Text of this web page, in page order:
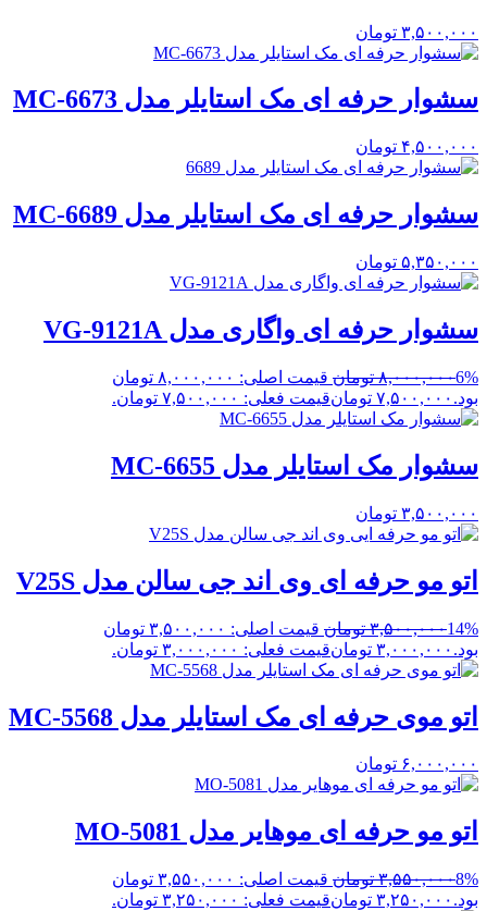
۳,۵۰۰,۰۰۰ تومان
سشوار حرفه ای مک استایلر مدل MC-6673
۴,۵۰۰,۰۰۰ تومان
سشوار حرفه ای مک استایلر مدل MC-6689
۵,۳۵۰,۰۰۰ تومان
سشوار حرفه ای واگاری مدل VG-9121A
6%۸,۰۰۰,۰۰۰ تومان
قیمت اصلی: ۸,۰۰۰,۰۰۰ تومان
بود. ۷,۵۰۰,۰۰۰ تومانقیمت فعلی: ۷,۵۰۰,۰۰۰ تومان.
سشوار مک استایلر مدل MC-6655
۳,۵۰۰,۰۰۰ تومان
اتو مو حرفه ای وی اند جی سالن مدل V25S
14%۳,۵۰۰,۰۰۰ تومان
قیمت اصلی: ۳,۵۰۰,۰۰۰ تومان
بود. ۳,۰۰۰,۰۰۰ تومانقیمت فعلی: ۳,۰۰۰,۰۰۰ تومان.
اتو موی حرفه ای مک استایلر مدل MC-5568
۶,۰۰۰,۰۰۰ تومان
اتو مو حرفه ای موهایر مدل MO-5081
8%۳,۵۵۰,۰۰۰ تومان
قیمت اصلی: ۳,۵۵۰,۰۰۰ تومان
بود. ۳,۲۵۰,۰۰۰ تومانقیمت فعلی: ۳,۲۵۰,۰۰۰ تومان.